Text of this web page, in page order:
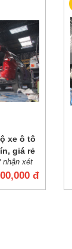
xe ô tô
giá rẻ
nhận xét
đ